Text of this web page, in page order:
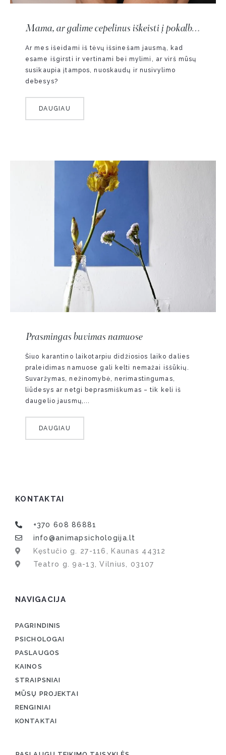
Mama, ar galime cepelinus iškeisti į pokalbį
apie jausmus?
Ar mes išeidami iš tėvų išsinešam jausmą, kad
esame išgirsti ir vertinami bei mylimi, ar virš mūsų
susikaupia įtampos, nuoskaudų ir nusivylimo
debesys?
DAUGIAU
Prasmingas buvimas namuose
Šiuo karantino laikotarpiu didžiosios laiko dalies
praleidimas namuose gali kelti nemažai iššūkių.
Suvaržymas, nežinomybė, nerimastingumas,
liūdesys ar netgi beprasmiškumas – tik keli iš
daugelio jausmų,...
DAUGIAU
KONTAKTAI
+370 608 86881
info@animapsichologija.lt
Kęstučio g. 27-116, Kaunas 44312
Teatro g. 9a-13, Vilnius, 03107
NAVIGACIJA
PAGRINDINIS
PSICHOLOGAI
PASLAUGOS
KAINOS
STRAIPSNIAI
MŪSŲ PROJEKTAI
RENGINIAI
KONTAKTAI